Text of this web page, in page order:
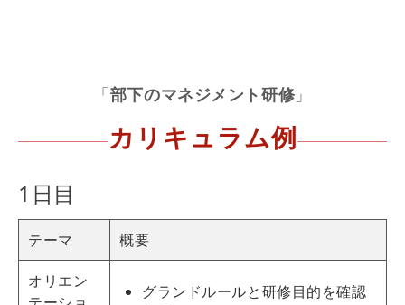
「部下のマネジメント研修」
カリキュラム例
1日目
テーマ 概要
オリエン
グランドルールと研修目的を確認